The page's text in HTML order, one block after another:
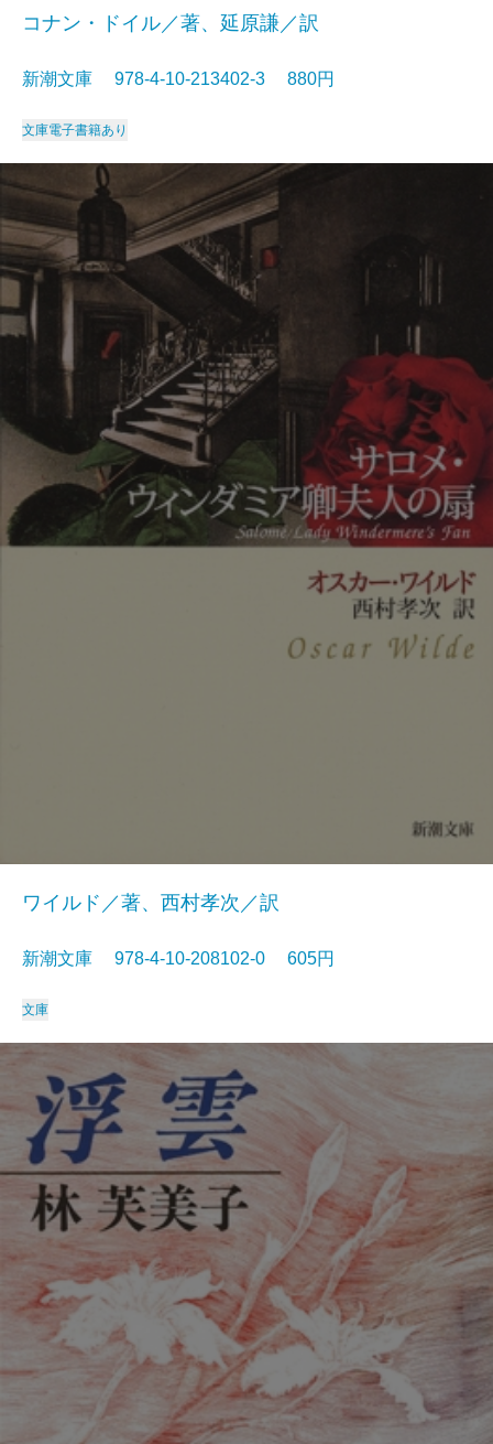
コナン・ドイル／著、延原謙／訳
新潮文庫 978-4-10-213402-3 880円
文庫電子書籍あり
ワイルド／著、西村孝次／訳
新潮文庫 978-4-10-208102-0 605円
文庫